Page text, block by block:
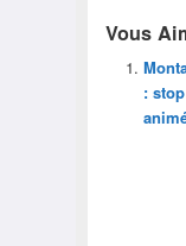
Vous
: